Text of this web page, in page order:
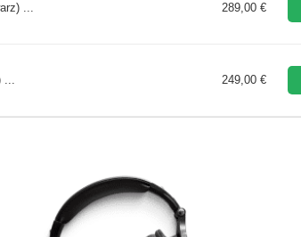
... 289,00 €
249,00 €